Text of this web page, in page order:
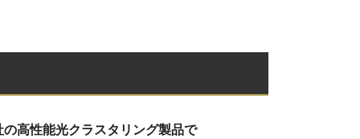
高性能光クラスタリング製品で